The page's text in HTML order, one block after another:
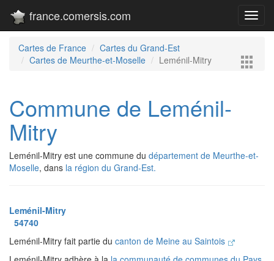
france.comersis.com
Cartes de France
Cartes du Grand-Est
Cartes de Meurthe-et-Moselle
Leménil-Mitry
Commune de Leménil-
Mitry
Leménil-Mitry est une commune du département de Meurthe-et-
Moselle, dans la région du Grand-Est.
Leménil-Mitry
54740
Leménil-Mitry fait partie du canton de Meine au Saintois